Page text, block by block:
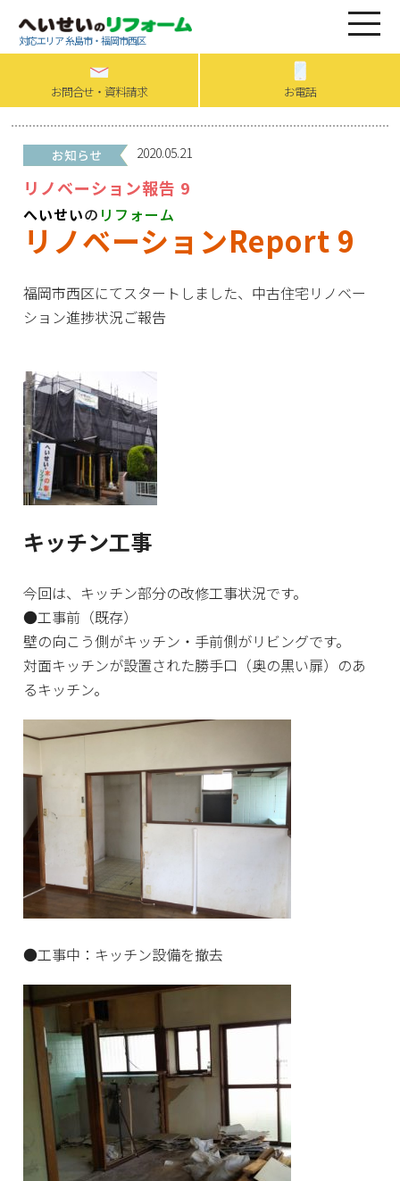
対応エリア 糸島市・福岡市西区
お問合せ・資料請求 お電話
2020.05.21
リノベーション報告 9
へいせいの リフォーム
リノベーションReport 9
福岡市西区にてスタートしました、中古住宅リノベー
ション進捗状況ご報告
キッチン工事
今回は、キッチン部分の改修工事状況です。
●工事前（既存）
壁の向こう側がキッチン・手前側がリビングです。
対面キッチンが設置された勝手口（奥の黒い扉）のあ
るキッチン。
●工事中：キッチン設備を撤去